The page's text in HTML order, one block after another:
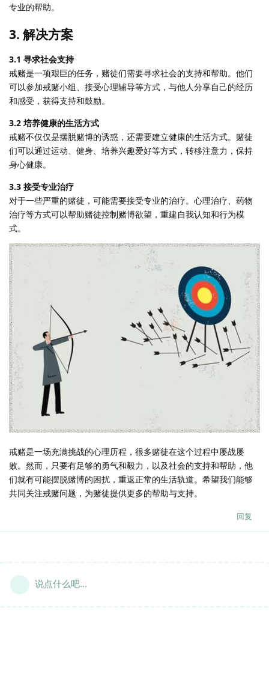
专业的帮助。
3. 解决方案
3.1 寻求社会支持
戒赌是一项艰巨的任务，赌徒们需要寻求社会的支持和帮助。他们
可以参加戒赌小组、接受心理辅导等方式，与他人分享自己的经历
和感受，获得支持和鼓励。
3.2 培养健康的生活方式
戒赌不仅仅是摆脱赌博的诱惑，还需要建立健康的生活方式。赌徒
们可以通过运动、健身、培养兴趣爱好等方式，转移注意力，保持
身心健康。
3.3 接受专业治疗
对于一些严重的赌徒，可能需要接受专业的治疗。心理治疗、药物
治疗等方式可以帮助赌徒控制赌博欲望，重建自我认知和行为模
式。
戒赌是一场充满挑战的心理历程，很多赌徒在这个过程中屡战屡
败。然而，只要有足够的勇气和毅力，以及社会的支持和帮助，他
们就有可能摆脱赌博的困扰，重返正常的生活轨道。希望我们能够
共同关注戒赌问题，为赌徒提供更多的帮助与支持。
回复
说点什么吧...